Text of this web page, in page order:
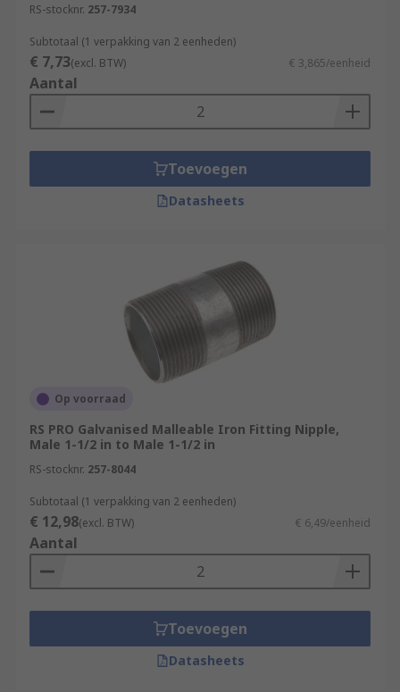
RS-stocknr. 257-7934
Subtotaal (1 verpakking van 2 eenheden)
€ 7,73(excl. BTW) € 3,865/eenheid
Aantal
Toevoegen
Datasheets
Op voorraad
RS PRO Galvanised Malleable Iron Fitting Nipple,
Male 1-1/2 in to Male 1-1/2 in
RS-stocknr. 257-8044
Subtotaal (1 verpakking van 2 eenheden)
€ 12,98(excl. BTW) € 6,49/eenheid
Aantal
Toevoegen
Datasheets